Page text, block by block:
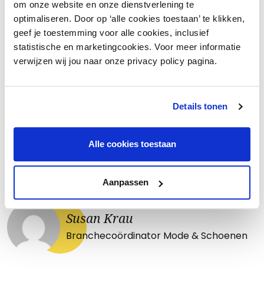
om onze website en onze dienstverlening te
optimaliseren. Door op ‘alle cookies toestaan’ te klikken,
geef je toestemming voor alle cookies, inclusief
statistische en marketingcookies. Voor meer informatie
verwijzen wij jou naar onze privacy policy pagina.
Details tonen
Alle cookies toestaan
Aanpassen
Vragen?
Contacteer de adviseur
Bel ons
Susan Krau
Branchecoördinator Mode & Schoenen